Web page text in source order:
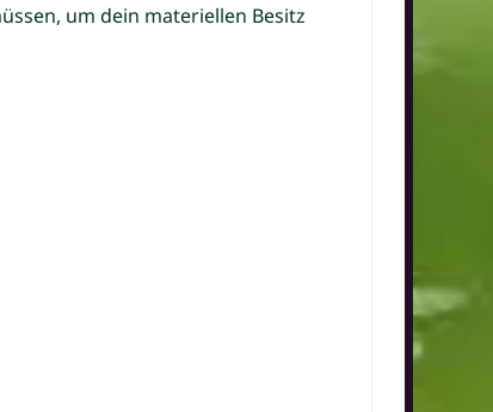
um dein materiellen Besitz